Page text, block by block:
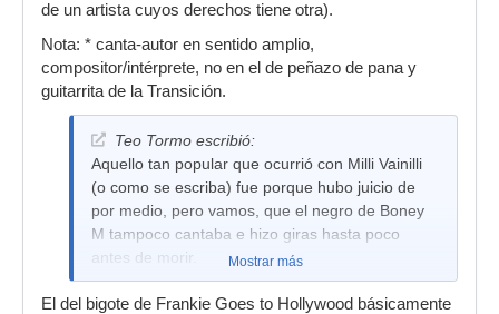
de un artista cuyos derechos tiene otra).
Nota: * canta-autor en sentido amplio,
compositor/intérprete, no en el de peñazo de pana y
guitarrita de la Transición.
Teo Tormo escribió:
Aquello tan popular que ocurrió con Milli Vainilli
(o como se escriba) fue porque hubo juicio de
por medio, pero vamos, que el negro de Boney
M tampoco cantaba e hizo giras hasta poco
antes de morir.
Mostrar más
El del bigote de Frankie Goes to Hollywood básicamente